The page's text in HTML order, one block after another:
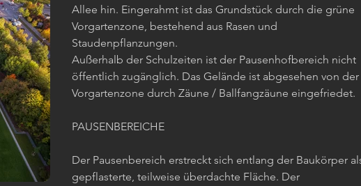
Allee hin. Eingerahmt ist das Grundstück durch die grüne
Vorgartenzone, bestehend aus Rasen und
Staudenpflanzungen.
Außerhalb der Schulzeiten ist der Pausenhofbereich nicht
öffentlich zugänglich. Das Gelände ist abgesehen von der
Vorgartenzone durch Zäune / Ballfangzäune eingefriedet.
PAUSENBEREICHE
Der Pausenbereich erstreckt sich entlang der Baukörper
gepflasterte, teilweise überdachte Fläche. Der